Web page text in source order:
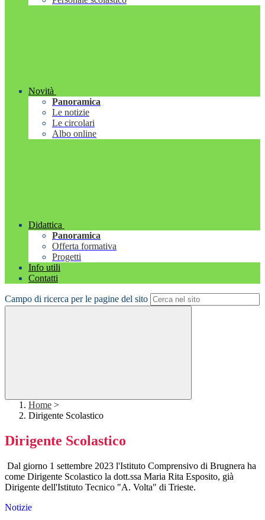
Novità
Panoramica
Le notizie
Le circolari
Albo online
Didattica
Panoramica
Offerta formativa
Progetti
Info utili
Contatti
Campo di ricerca per le pagine del sito
Home >
Dirigente Scolastico
Dirigente Scolastico
Dal giorno 1 settembre 2023 l'Istituto Comprensivo di Brugnera ha
come Dirigente Scolastico la dott.ssa Maria Rita Esposito, già
Dirigente dell'Istituto Tecnico "A. Volta" di Trieste.
Notizie